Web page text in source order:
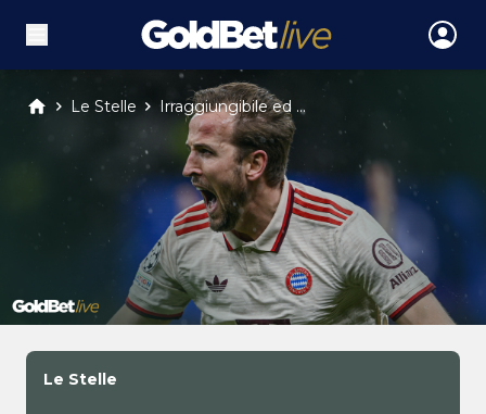
Le Stelle Irraggiungibile ed ...
Le Stelle